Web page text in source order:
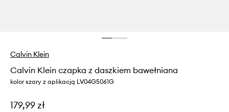
Calvin Klein
Calvin Klein czapka z daszkiem bawełniana
kolor szary z aplikacją LV04G5061G
179,99 zł